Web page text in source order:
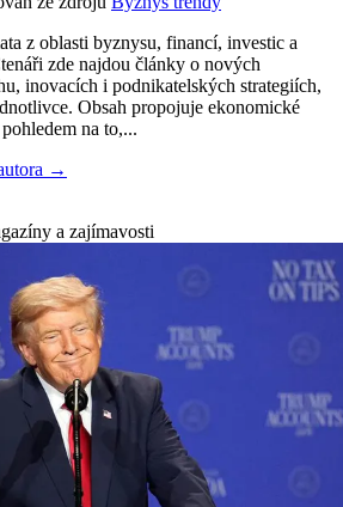
z oblasti byznysu, financí, investic a
zde najdou články o nových
inovacích i podnikatelských strategiích,
Obsah propojuje ekonomické
na to,...
→
a zajímavosti